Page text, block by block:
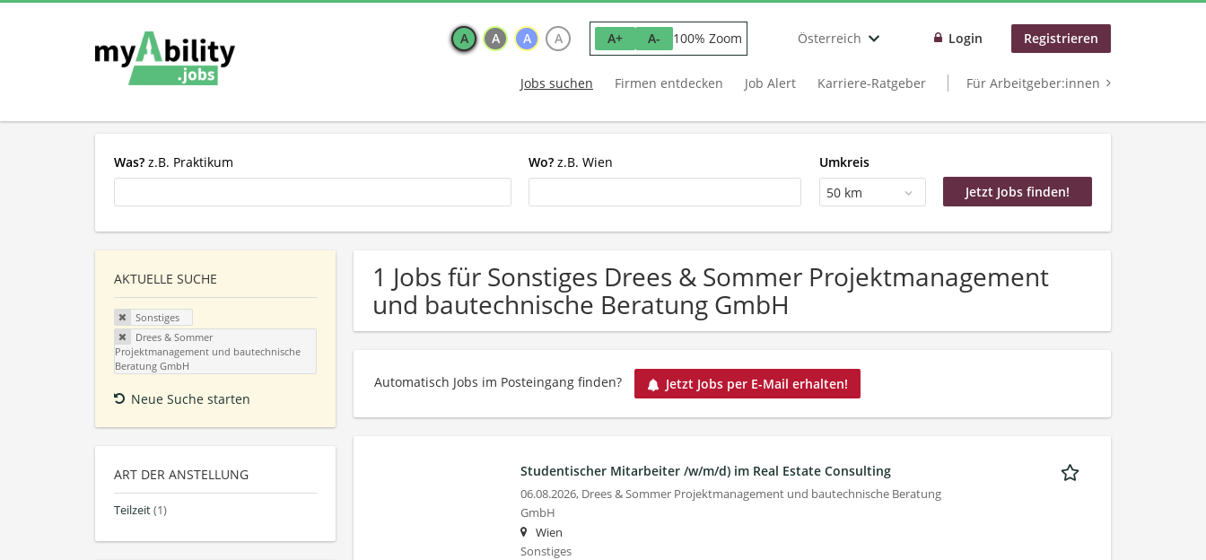
A A A A A+ A- 100% Zoom Österreich Login Registrieren
Jobs suchen Firmen entdecken Job Alert Karriere-Ratgeber Für Arbeitgeber:innen
Was? z.B. Praktikum Wo? z.B. Wien
Umkreis
50 km
AKTUELLE SUCHE
Sonstiges
Drees & Sommer
Projektmanagement und bautechnische
Beratung GmbH
Neue Suche starten
ART DER ANSTELLUNG
Teilzeit(1)
1 Jobs für Sonstiges Drees & Sommer Projektmanagement
und bautechnische Beratung GmbH
Automatisch Jobs im Posteingang finden? Jetzt Jobs per E-Mail erhalten!
Studentischer Mitarbeiter /w/m/d) im Real Estate Consulting
06.08.2026, Drees & Sommer Projektmanagement und bautechnische Beratung
GmbH
Wien
Sonstiges